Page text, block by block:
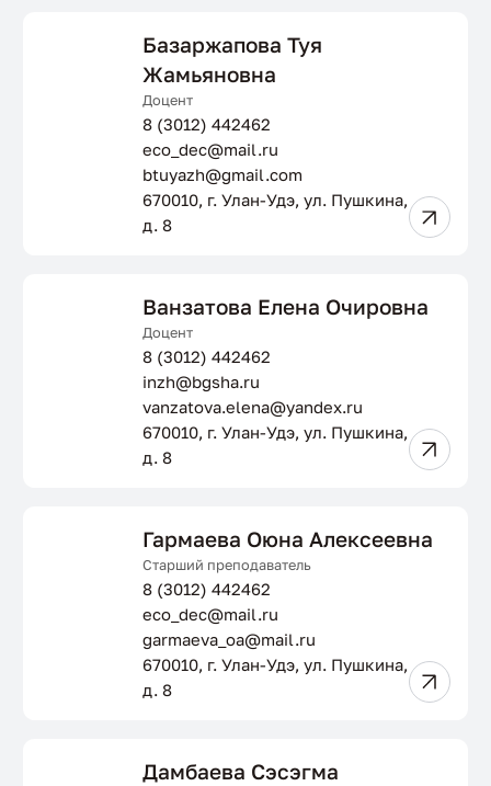
Базаржапова Туя
Жамьяновна
Доцент
8 (3012) 442462
eco_dec@mail.ru
btuyazh@gmail.com
670010, г. Улан-Удэ, ул. Пушкина,
д. 8
Ванзатова Елена Очировна
Доцент
8 (3012) 442462
inzh@bgsha.ru
vanzatova.elena@yandex.ru
670010, г. Улан-Удэ, ул. Пушкина,
д. 8
Гармаева Оюна Алексеевна
Старший преподаватель
8 (3012) 442462
eco_dec@mail.ru
garmaeva_oa@mail.ru
670010, г. Улан-Удэ, ул. Пушкина,
д. 8
Дамбаева Сэсэгма